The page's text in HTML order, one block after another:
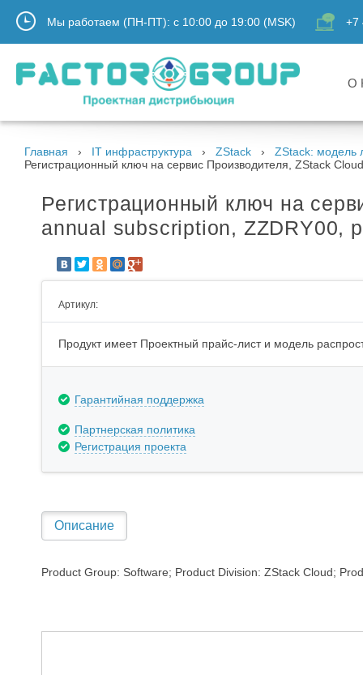
Мы работаем (ПН-ПТ): с 10:00 до 19:00 (MSK) +7
О
Главная IT инфраструктура ZStack
ZStack: модель
Регистрационный ключ на сервис Производителя, ZStack
Регистрационный ключ на
annual subscription, ZZDRY00,
Артикул:
Продукт имеет Проектный прайс-лист и модель
Гарантийная поддержка
Партнерская политика
Регистрация проекта
Описание
Product Group: Software; Product Division: ZStack Cloud;